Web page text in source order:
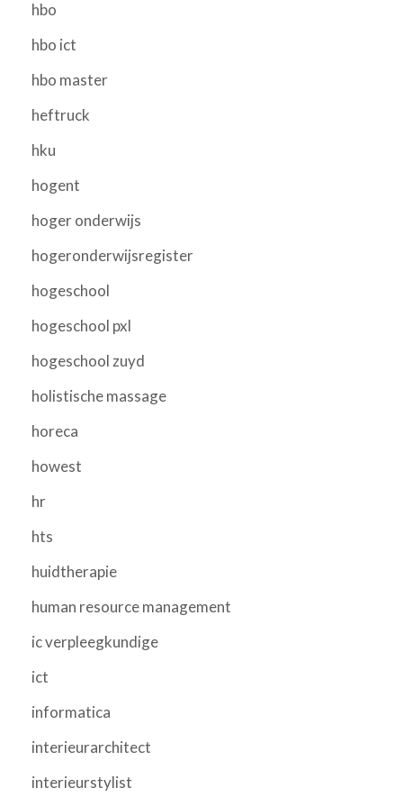
hbo
hbo ict
hbo master
heftruck
hku
hogent
hoger onderwijs
hogeronderwijsregister
hogeschool
hogeschool pxl
hogeschool zuyd
holistische massage
horeca
howest
hr
hts
huidtherapie
human resource management
ic verpleegkundige
ict
informatica
interieurarchitect
interieurstylist